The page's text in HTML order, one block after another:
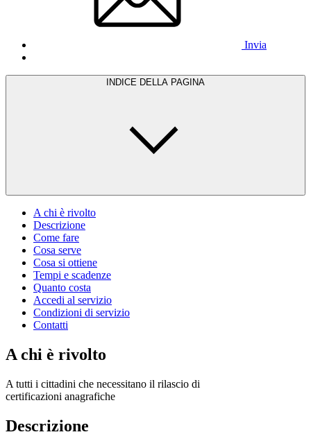
Invia
INDICE DELLA PAGINA
A chi è rivolto
Descrizione
Come fare
Cosa serve
Cosa si ottiene
Tempi e scadenze
Quanto costa
Accedi al servizio
Condizioni di servizio
Contatti
A chi è rivolto
A tutti i cittadini che necessitano il rilascio di
certificazioni anagrafiche
Descrizione